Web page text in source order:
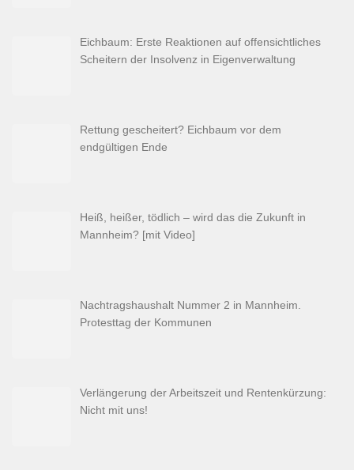
Eichbaum: Erste Reaktionen auf offensichtliches
Scheitern der Insolvenz in Eigenverwaltung
Rettung gescheitert? Eichbaum vor dem
endgültigen Ende
Heiß, heißer, tödlich – wird das die Zukunft in
Mannheim? [mit Video]
Nachtragshaushalt Nummer 2 in Mannheim.
Protesttag der Kommunen
Verlängerung der Arbeitszeit und Rentenkürzung:
Nicht mit uns!